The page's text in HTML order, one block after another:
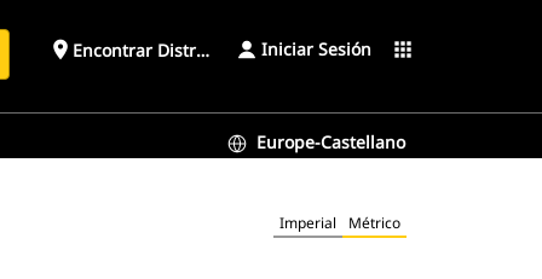
place Encontrar Distribuidor Iniciar Sesión apps
Europe-Castellano
Imperial Métrico